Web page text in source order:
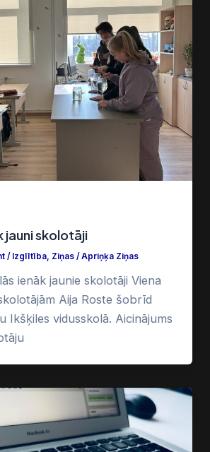
jauni skolotāji
/ Izglītība, Ziņas/Apriņķa Ziņas
ienāk jaunie skolotāji Viena
Aija Roste šobrīd
Ikšķiles vidusskolā. Aicinājums